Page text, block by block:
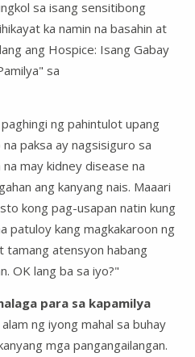
sa isang sensitibong
ka namin na basahin at
ang Hospice: Isang Gabay
sa
ng pahintulot upang
paksa ay nagsisiguro sa
may kidney disease na
ang kanyang nais. Maaari
kong pag-usapan natin kung
patuloy kang magkakaroon ng
tamang atensyon habang
OK lang ba sa iyo?"
para sa kapamilya
ng iyong mahal sa buhay
mga pangangailangan.